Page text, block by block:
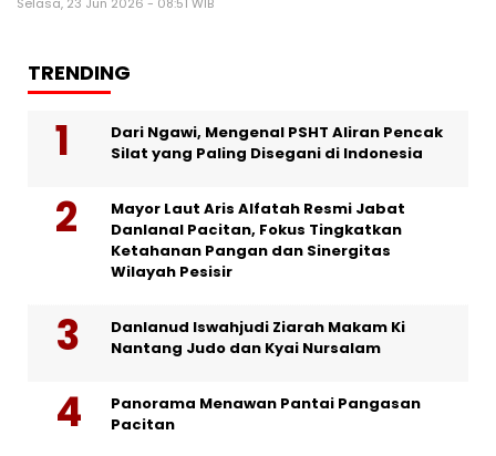
Selasa, 23 Jun 2026 - 08:51 WIB
TRENDING
Dari Ngawi, Mengenal PSHT Aliran Pencak
Silat yang Paling Disegani di Indonesia
Mayor Laut Aris Alfatah Resmi Jabat
Danlanal Pacitan, Fokus Tingkatkan
Ketahanan Pangan dan Sinergitas
Wilayah Pesisir
Danlanud Iswahjudi Ziarah Makam Ki
Nantang Judo dan Kyai Nursalam
Panorama Menawan Pantai Pangasan
Pacitan